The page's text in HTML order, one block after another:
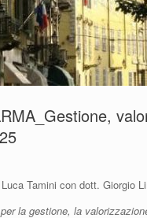
Tamini con dott. Giorgio
la gestione, la